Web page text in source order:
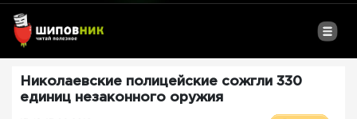
Николаевские полицейские сожгли 330
единиц незаконного оружия